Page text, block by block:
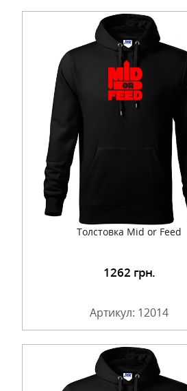
Толстовка Mid or Feed
1262 грн.
Артикул: 12014
Подробнее